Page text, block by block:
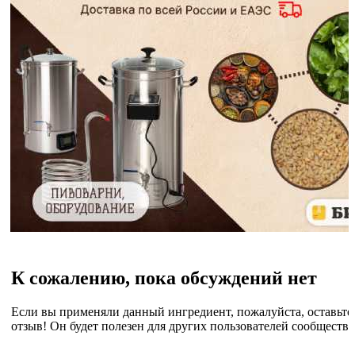
К сожалению, пока обсуждений нет
Если вы применяли данный ингредиент, пожалуйста, оставьте
отзыв! Он будет полезен для других пользователей